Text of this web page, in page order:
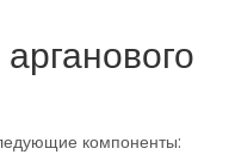
компоненты: